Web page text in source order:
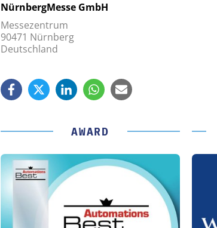
NürnbergMesse GmbH
Messezentrum
90471 Nürnberg
Deutschland
AWARD